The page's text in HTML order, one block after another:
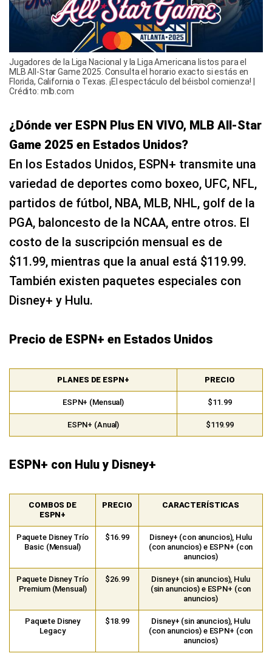
Jugadores de la Liga Nacional y la Liga Americana listos para el
MLB All-Star Game 2025. Consulta el horario exacto si estás en
Florida, California o Texas. ¡El espectáculo del béisbol comienza! |
Crédito: mlb.com
¿Dónde ver ESPN Plus EN VIVO, MLB All-Star
Game 2025 en Estados Unidos?
En los Estados Unidos, ESPN+ transmite una
variedad de deportes como boxeo, UFC, NFL,
partidos de fútbol, NBA, MLB, NHL, golf de la
PGA, baloncesto de la NCAA, entre otros. El
costo de la suscripción mensual es de
$11.99, mientras que la anual está $119.99.
También existen paquetes especiales con
Disney+ y Hulu.
Precio de ESPN+ en Estados Unidos
PLANES DE ESPN+ PRECIO
ESPN+ (Mensual) $11.99
ESPN+ (Anual) $119.99
ESPN+ con Hulu y Disney+
COMBOS DE
ESPN+
PRECIO CARACTERÍSTICAS
Paquete Disney Trío
Basic (Mensual)
$16.99
Disney+ (con anuncios), Hulu
(con anuncios) e ESPN+ (con
anuncios)
Paquete Disney Trío
Premium (Mensual)
$26.99
Disney+ (sin anuncios), Hulu
(sin anuncios) e ESPN+ (con
anuncios)
Paquete Disney
Legacy
$18.99
Disney+ (sin anuncios), Hulu
(con anuncios) e ESPN+ (con
anuncios)